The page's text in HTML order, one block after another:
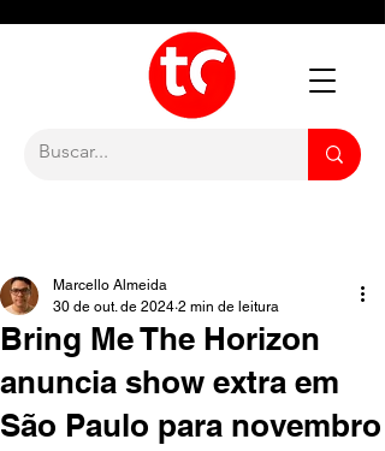
Bring Me The Horizon
anuncia show extra em
São Paulo para novembro
Marcello Almeida
30 de out. de 2024 2 min de leitura